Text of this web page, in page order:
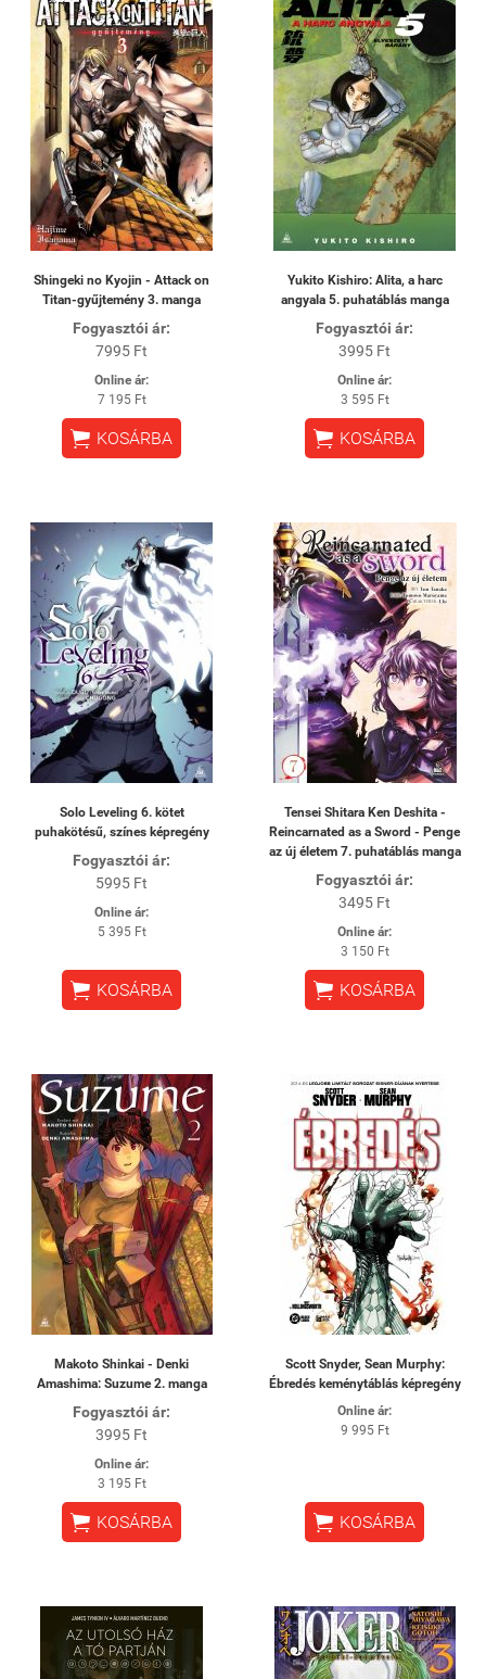
Shingeki no Kyojin - Attack on
Titan-gyűjtemény 3. manga
Fogyasztói ár:
7995 Ft
Online ár:
7 195 Ft
 KOSÁRBA
Yukito Kishiro: Alita, a harc
angyala 5. puhatáblás manga
Fogyasztói ár:
3995 Ft
Online ár:
3 595 Ft
 KOSÁRBA
Solo Leveling 6. kötet
puhakötésű, színes képregény
Fogyasztói ár:
5995 Ft
Online ár:
5 395 Ft
 KOSÁRBA
Tensei Shitara Ken Deshita -
Reincarnated as a Sword - Penge
az új életem 7. puhatáblás manga
Fogyasztói ár:
3495 Ft
Online ár:
3 150 Ft
 KOSÁRBA
Makoto Shinkai - Denki
Amashima: Suzume 2. manga
Fogyasztói ár:
3995 Ft
Online ár:
3 195 Ft
 KOSÁRBA
Scott Snyder, Sean Murphy:
Ébredés keménytáblás képregény
Online ár:
9 995 Ft
 KOSÁRBA